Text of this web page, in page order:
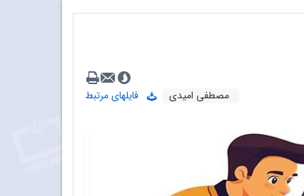
مصطفی امیدی
فایلهای مرتبط